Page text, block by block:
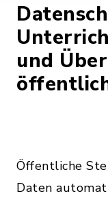
und
Öffentliche
Daten